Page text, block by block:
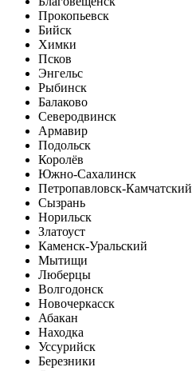
Прокопьевск
Бийск
Химки
Псков
Энгельс
Рыбинск
Балаково
Северодвинск
Армавир
Подольск
Королёв
Южно-Сахалинск
Петропавловск-Камчатский
Сызрань
Норильск
Златоуст
Каменск-Уральский
Мытищи
Люберцы
Волгодонск
Новочеркасск
Абакан
Находка
Уссурийск
Березники